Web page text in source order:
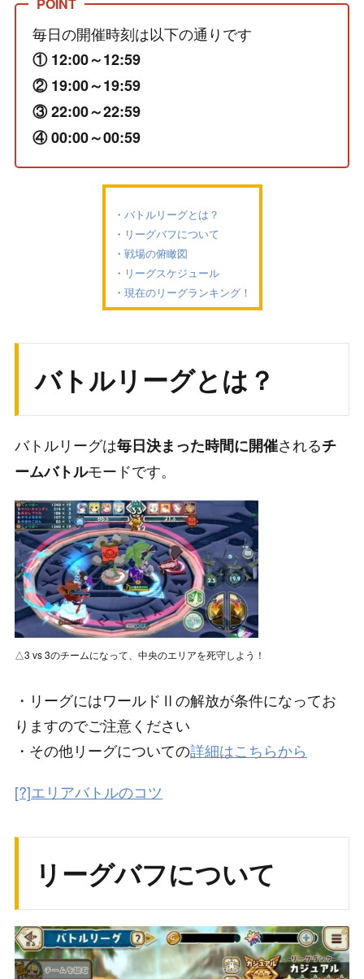
毎日の開催時刻は以下の通りです
① 12:00～12:59
② 19:00～19:59
③ 22:00～22:59
④ 00:00～00:59
バトルリーグとは？
リーグバフについて
戦場の俯瞰図
リーグスケジュール
現在のリーグランキング！
バトルリーグとは？
バトルリーグは毎日決まった時間に開催されるチ
ームバトルモードです。
△3 vs 3のチームになって、中央のエリアを死守しよう！
・リーグにはワールドⅡの解放が条件になってお
りますのでご注意ください
・その他リーグについての詳細はこちらから
[?]エリアバトルのコツ
リーグバフについて